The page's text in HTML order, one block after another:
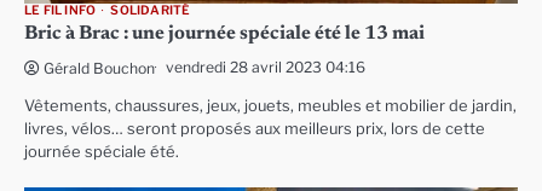
LE FIL INFO SOLIDARITÉ
Bric à Brac : une journée spéciale été le 13 mai
Gérald Bouchon vendredi 28 avril 2023 04:16
Vêtements, chaussures, jeux, jouets, meubles et mobilier de jardin,
livres, vélos… seront proposés aux meilleurs prix, lors de cette
journée spéciale été.